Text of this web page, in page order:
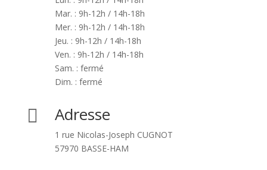
Mar. : 9h-12h / 14h-18h
Mer. : 9h-12h / 14h-18h
Jeu. : 9h-12h / 14h-18h
Ven. : 9h-12h / 14h-18h
Sam. : fermé
Dim. : fermé
 Adresse
1 rue Nicolas-Joseph CUGNOT
57970 BASSE-HAM